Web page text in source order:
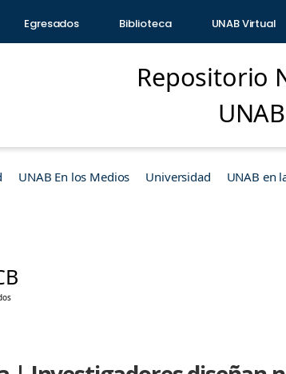
Egresados Biblioteca UNAB Virtual
Repositorio
UNAB
UNAB En los Medios Universidad UNAB en